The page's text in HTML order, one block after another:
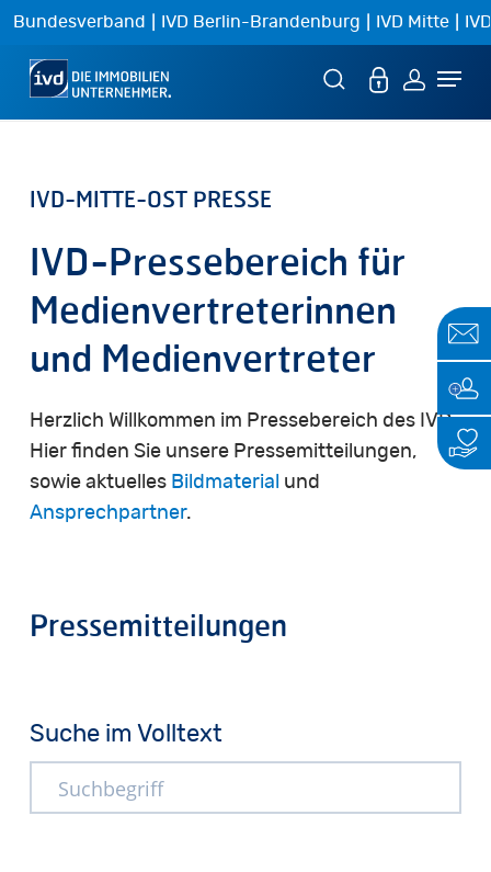
Skip
main
Bundesverband | IVD Berlin-Brandenburg | IVD Mitte |
IVD-MITTE-OST PRESSE
IVD-Pressebereich für
Medienvertreterinnen
und Medienvertreter
Herzlich Willkommen im Pressebereich des IVD.
Hier finden Sie unsere Pressemitteilungen,
sowie aktuelles Bildmaterial und
Ansprechpartner.
Pressemitteilungen
Suche im Volltext